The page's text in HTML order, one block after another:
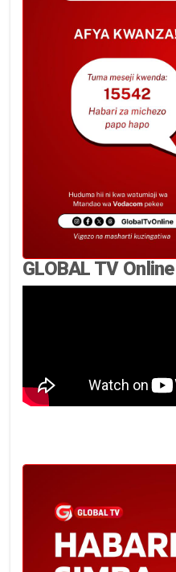
GLOBAL TV Online